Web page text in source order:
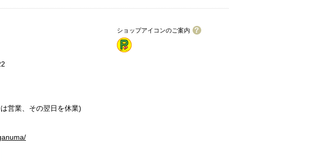
ショップアイコンのご案内
営業、その翌日を休業)